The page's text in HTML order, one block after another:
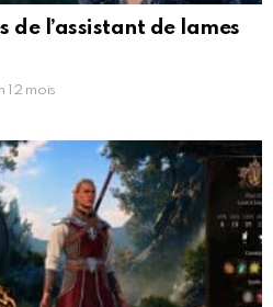
de l’assistant de lames
12 mois